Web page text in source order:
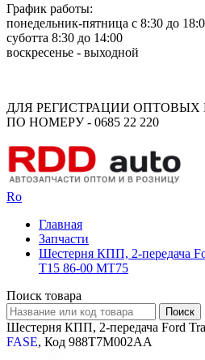
График работы:
понедельник-пятница с 8:30 до
суботта 8:30 до 14:00
воскресенье - выходной
ДЛЯ РЕГИСТРАЦИИ ОПТОВЫХ
ПО НОМЕРУ - 0685 22 220
Ro
Главная
Запчасти
Шестерня КПП, 2-передача
T15 86-00 MT75
Поиск товара
Шестерня КПП, 2-передача Ford
FASE, Код 988T7M002AA